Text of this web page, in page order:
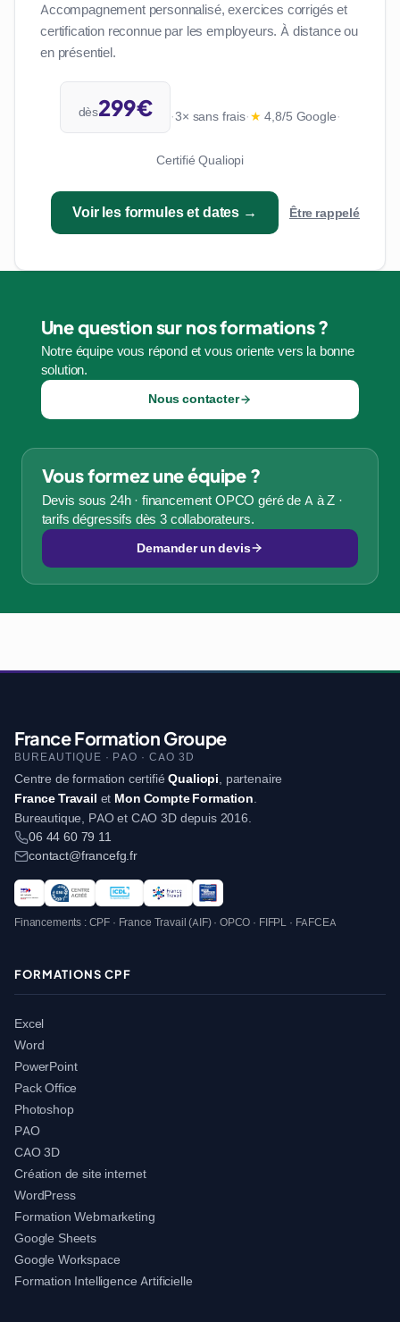
Accompagnement personnalisé, exercices corrigés et
certification reconnue par les employeurs. À distance ou
en présentiel.
dès299€ ·3× sans frais·★ 4,8/5 Google·
Certifié Qualiopi
Voir les formules et dates → Être rappelé
Une question sur nos formations ?
Notre équipe vous répond et vous oriente vers la bonne
solution.
Nous contacter
Vous formez une équipe ?
Devis sous 24h · financement OPCO géré de A à Z ·
tarifs dégressifs dès 3 collaborateurs.
Demander un devis
France Formation Groupe
BUREAUTIQUE · PAO · CAO 3D
Centre de formation certifiéQualiopi, partenaire
France Travail et Mon Compte Formation.
Bureautique, PAO et CAO 3D depuis 2016.
06 44 60 79 11
contact@francefg.fr
Financements : CPF · France Travail (AIF) · OPCO · FIFPL · FAFCEA
FORMATIONS CPF
Excel
Word
PowerPoint
Pack Office
Photoshop
PAO
CAO 3D
Création de site internet
WordPress
Formation Webmarketing
Google Sheets
Google Workspace
Formation Intelligence Artificielle